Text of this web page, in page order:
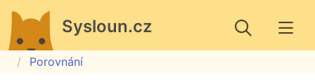
Sysloun.cz
Porovnání